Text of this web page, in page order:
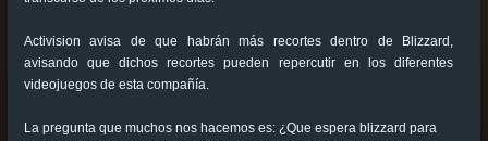
Activision avisa de que habrán más recortes dentro de Blizzard,
avisando que dichos recortes pueden repercutir en los diferentes
videojuegos de esta compañía.
La pregunta que muchos nos hacemos es: ¿Que espera blizzard para